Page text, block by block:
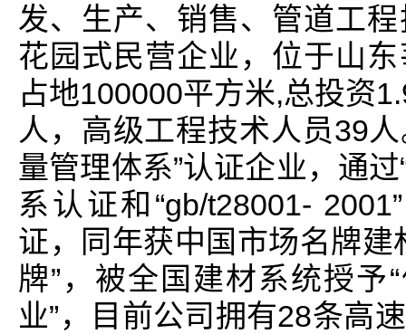
发、生产、销售、管道工
花园式民营企业，位于山
占地100000平方米,总投资
人，高级工程技术人员39
量管理体系”认证企业，通
系认证和“gb/t28001-
证，同年获中国市场名牌建
牌”，被全国建材系统授予
业”，目前公司拥有28条高